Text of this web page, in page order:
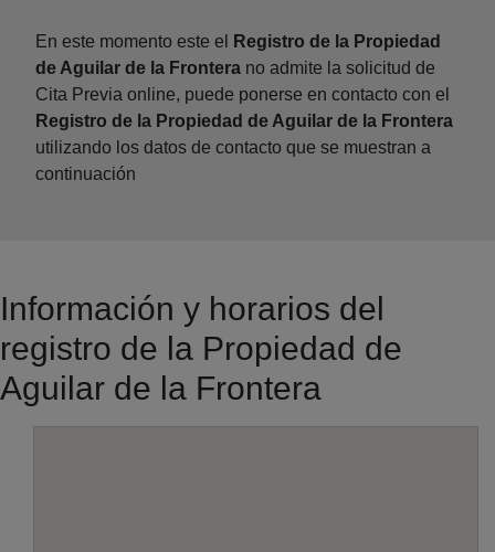
En este momento este el
Registro de la Propiedad
de Aguilar de la Frontera no admite la solicitud de
Cita Previa online, puede ponerse en contacto con el
Registro de la Propiedad de Aguilar de la Frontera
utilizando los datos de contacto que se muestran a
continuación
Información y horarios del
registro de la Propiedad de
Aguilar de la Frontera